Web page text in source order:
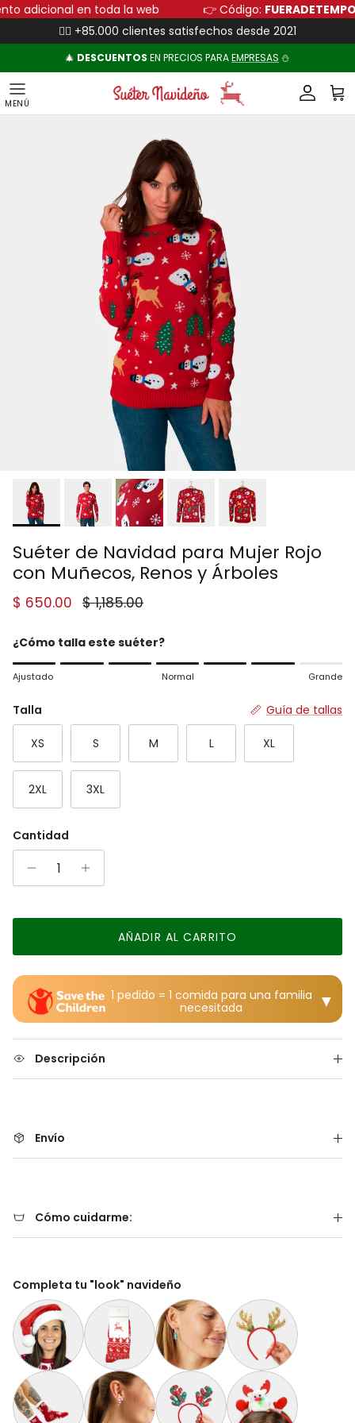
Ir al contenidoadicional en toda la web 👉 Código:
👍🏻 +85.000 clientes satisfechos desde 2021
🎄 DESCUENTOS EN PRECIOS PARAEMPRESAS ⛄
Cuenta
Suéter de Navidad para Mujer Rojo
con Muñecos, Renos y Árboles
Precio de venta
$ 650.00 Precio normal
$ 1,185.00
¿Cómo talla este suéter?
Rating of 1 means Ajustado.
Rating of 7 means Grande.
The rating of this product for "" is 6.
Ajustado Normal Grande
Talla Guía de tallas
XS S M L XL
2XL 3XL
Cantidad
AÑADIR AL CARRITO
1 pedido = 1 comida para una familia
necesitada
▼
Descripción
Envío
Cómo cuidarme:
Completa tu "look" navideño
Gorro Navideño Santa Claus Suave y Gordito para Adultos
Calcetines Navideñas Unisex Renos Rojo
Aretes de Navidad Árbol de Navidad
Diadema Navideña de